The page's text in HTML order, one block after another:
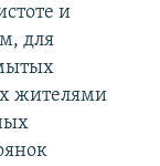
и
для
жителями